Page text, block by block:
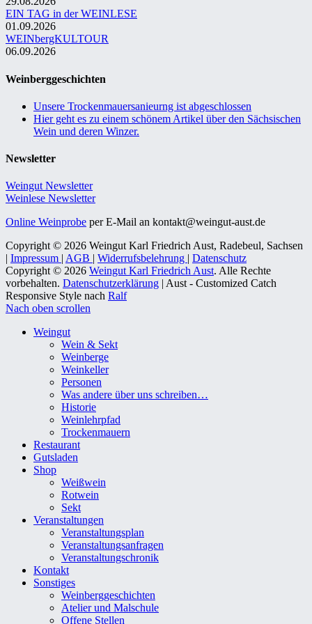
EIN TAG in der WEINLESE
01.09.2026
WEINbergKULTOUR
06.09.2026
Weinberggeschichten
Unsere Trockenmauersanieurng ist abgeschlossen
Hier geht es zu einem schönem Artikel über den Sächsischen
Wein und deren Winzer.
Newsletter
Weingut Newsletter
Weinlese Newsletter
Online Weinprobe per E-Mail an kontakt@weingut-aust.de
Copyright © 2026 Weingut Karl Friedrich Aust, Radebeul, Sachsen
| Impressum | AGB | Widerrufsbelehrung | Datenschutz
Copyright © 2026 Weingut Karl Friedrich Aust. Alle Rechte
vorbehalten. Datenschutzerklärung | Aust - Customized Catch
Responsive Style nach Ralf
Nach oben scrollen
Weingut
Wein & Sekt
Weinberge
Weinkeller
Personen
Was andere über uns schreiben…
Historie
Weinlehrpfad
Trockenmauern
Restaurant
Gutsladen
Shop
Weißwein
Rotwein
Sekt
Veranstaltungen
Veranstaltungsplan
Veranstaltungsanfragen
Veranstaltungschronik
Kontakt
Sonstiges
Weinberggeschichten
Atelier und Malschule
Offene Stellen